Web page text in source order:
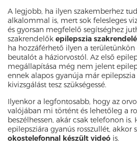
A legjobb, ha ilyen szakemberhez
alkalommal is, mert sok felesleges
és gyorsan megfelelő segítséghez
szakrendelők epilepszia
ha hozzáférhető ilyen a
beutalót a háziorvostól. Az első
megállapítása még nem jelent
ennek alapos gyanúja már
kivizsgálást tesz szükségessé.
Ilyenkor a legfontosabb, hogy az
valójában mi történt és lehetőleg a
beszélhessen, akár csak telefonon
epilepsziára gyanús rosszullét, akkor
okostelefonnal készült videó is.